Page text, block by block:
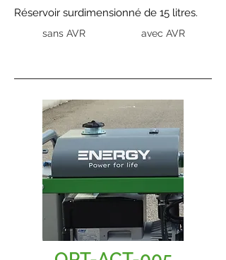
Réservoir surdimensionné de 15 litres.
sans AVR avec AVR